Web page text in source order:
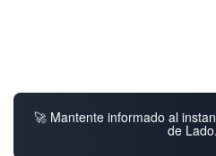
🚀 Mantente informado al
de